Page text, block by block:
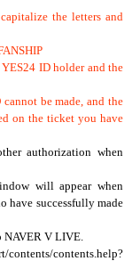
the letters and
ID holder and the
be made, and the
on the ticket you have
authorization when
will appear when
have successfully made
V LIVE.
contents/contents.help?